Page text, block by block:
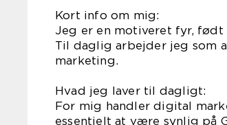
Kort info om mig:
Jeg er en motiveret fyr, født
Til daglig arbejder jeg som
marketing.
Hvad jeg laver til dagligt:
For mig handler digital
essentielt at være synlig på